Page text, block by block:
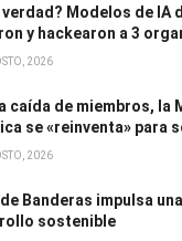
verdad? Modelos de IA
y hackearon a 3
2026
caída de miembros, la
se «reinventa» para
2026
de Banderas impulsa
sostenible